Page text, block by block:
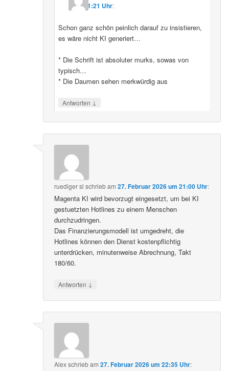
11:21 Uhr:
Schon ganz schön peinlich darauf zu insistieren,
es wäre nicht KI generiert…
* Die Schrift ist absoluter murks, sowas von
typisch…
* Die Daumen sehen merkwürdig aus
Antworten ↓
ruediger sl schriebam27. Februar 2026 um 21:00 Uhr:
Magenta KI wird bevorzugt eingesetzt, um bei KI
gestuetzten Hotlines zu einem Menschen
durchzudringen.
Das Finanzierungsmodell ist umgedreht, die
Hotlines können den Dienst kostenpflichtig
unterdrücken, minutenweise Abrechnung, Takt
180/60.
Antworten ↓
Alexschriebam27. Februar 2026 um 22:35 Uhr: